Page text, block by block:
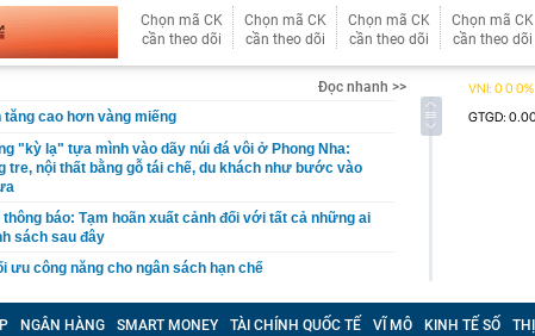
Chọn mã CK
cần theo dõi
Chọn mã CK
cần theo dõi
Chọn mã CK
cần theo dõi
Chọn mã CK
cần theo dõi
Đọc nhanh >>
tăng cao hơn vàng miếng
"kỳ lạ" tựa mình vào dãy núi đá vôi ở Phong Nha:
tre, nội thất bằng gỗ tái chế, du khách như bước vào
thông báo: Tạm hoãn xuất cảnh đối với tất cả những ai
sách sau đây
ưu công năng cho ngân sách hạn chế
suất thiết kế, Hà Nội giải bài toán chống ngập ra
NGÂN HÀNG SMART MONEY TÀI CHÍNH QUỐC TẾ VĨ MÔ KINH TẾ SỐ